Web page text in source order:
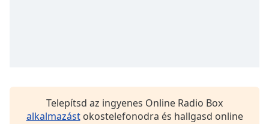
Telepítsd az ingyenes Online Radio Box
alkalmazástokostelefonodra és hallgasd online